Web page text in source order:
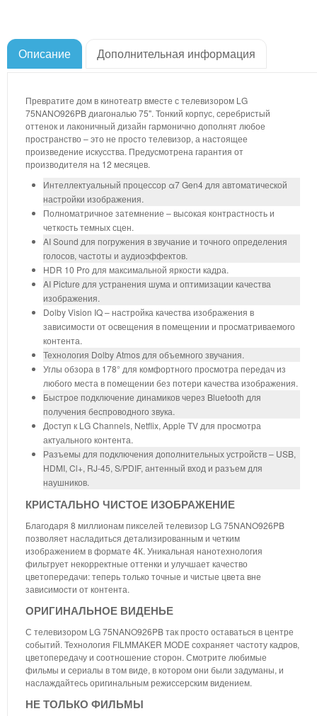
Описание Дополнительная информация
Превратите дом в кинотеатр вместе с телевизором LG
75NANO926PB диагональю 75". Тонкий корпус, серебристый
оттенок и лаконичный дизайн гармонично дополнят любое
пространство – это не просто телевизор, а настоящее
произведение искусства. Предусмотрена гарантия от
производителя на 12 месяцев.
Интеллектуальный процессор α7 Gen4 для автоматической
настройки изображения.
Полноматричное затемнение – высокая контрастность и
четкость темных сцен.
AI Sound для погружения в звучание и точного определения
голосов, частоты и аудиоэффектов.
HDR 10 Pro для максимальной яркости кадра.
AI Picture для устранения шума и оптимизации качества
изображения.
Dolby Vision IQ – настройка качества изображения в
зависимости от освещения в помещении и просматриваемого
контента.
Технология Dolby Atmos для объемного звучания.
Углы обзора в 178° для комфортного просмотра передач из
любого места в помещении без потери качества изображения.
Быстрое подключение динамиков через Bluetooth для
получения беспроводного звука.
Доступ к LG Channels, Netflix, Apple TV для просмотра
актуального контента.
Разъемы для подключения дополнительных устройств – USB,
HDMI, Cl+, RJ-45, S/PDIF, антенный вход и разъем для
наушников.
КРИСТАЛЬНО ЧИСТОЕ ИЗОБРАЖЕНИЕ
Благодаря 8 миллионам пикселей телевизор LG 75NANO926PB
позволяет насладиться детализированным и четким
изображением в формате 4К. Уникальная нанотехнология
фильтрует некорректные оттенки и улучшает качество
цветопередачи: теперь только точные и чистые цвета вне
зависимости от контента.
ОРИГИНАЛЬНОЕ ВИДЕНЬЕ
С телевизором LG 75NANO926PB так просто оставаться в центре
событий. Технология FILMMAKER MODE сохраняет частоту кадров,
цветопередачу и соотношение сторон. Смотрите любимые
фильмы и сериалы в том виде, в котором они были задуманы, и
наслаждайтесь оригинальным режиссерским видением.
НЕ ТОЛЬКО ФИЛЬМЫ